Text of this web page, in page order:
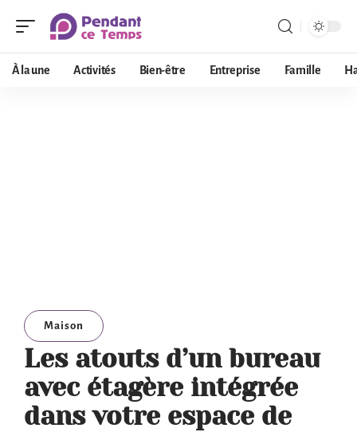
À la une Activités Bien-être Entreprise Famille
Maison
Les atouts d’un bureau
avec étagère intégrée
dans votre espace de